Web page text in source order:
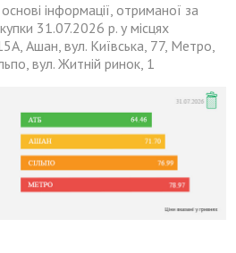
інформації, отриманої за
31.07.2026 р. у місцях
Ашан, вул. Київська, 77, Метро,
вул. Житній ринок, 1